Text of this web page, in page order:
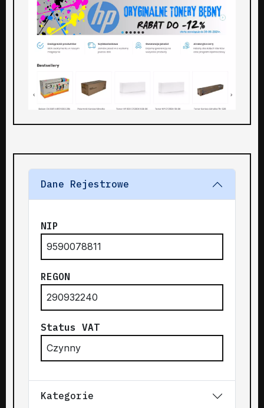
Dane Rejestrowe
NIP
9590078811
REGON
290932240
Status VAT
Czynny
Kategorie